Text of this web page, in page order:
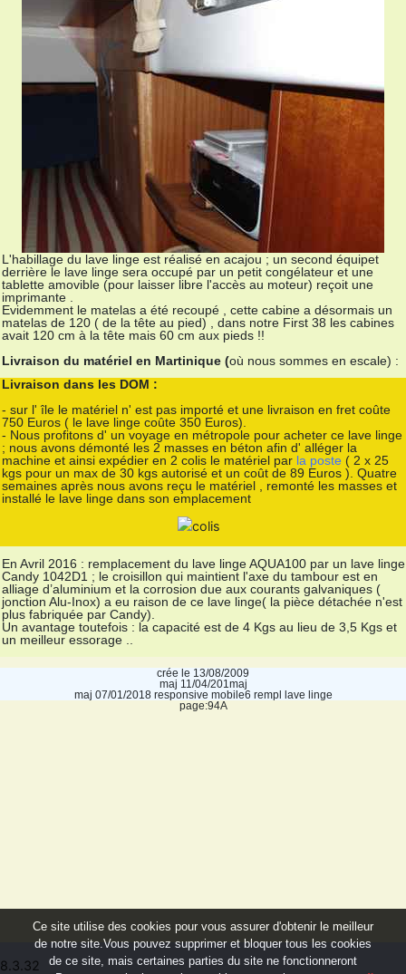
L'habillage du lave linge est réalisé en acajou ; un second équipet
derrière le lave linge sera occupé par un petit congélateur et une
tablette amovible (pour laisser libre l'accès au moteur) reçoit une
imprimante .
Evidemment le matelas a été recoupé , cette cabine a désormais un
matelas de 120 ( de la tête au pied) , dans notre First 38 les cabines
avait 120 cm à la tête mais 60 cm aux pieds !!
Livraison du matériel en Martinique (où nous sommes en escale) :
Livraison dans les DOM :
- sur l' île le matériel n' est pas importé et une livraison en fret coûte
750 Euros ( le lave linge coûte 350 Euros).
- Nous profitons d' un voyage en métropole pour acheter ce lave linge
; nous avons démonté les 2 masses en béton afin d' alléger la
machine et ainsi expédier en 2 colis le matériel par la poste ( 2 x 25
kgs pour un max de 30 kgs autorisé et un coût de 89 Euros ). Quatre
semaines après nous avons reçu le matériel , remonté les masses et
installé le lave linge dans son emplacement
En Avril 2016 : remplacement du lave linge AQUA100 par un lave linge
Candy 1042D1 ; le croisillon qui maintient l'axe du tambour est en
alliage d’aluminium et la corrosion due aux courants galvaniques (
jonction Alu-Inox) a eu raison de ce lave linge( la pièce détachée n'est
plus fabriquée par Candy).
Un avantage toutefois : la capacité est de 4 Kgs au lieu de 3,5 Kgs et
un meilleur essorage ..
crée le 13/08/2009
maj 11/04/201maj
maj 07/01/2018 responsive mobile6 rempl lave linge
page:94A
8.3.32
Ce site utilise des cookies pour vous assurer d'obtenir le meilleur
de notre site.Vous pouvez supprimer et bloquer tous les cookies
de ce site, mais certaines parties du site ne fonctionneront